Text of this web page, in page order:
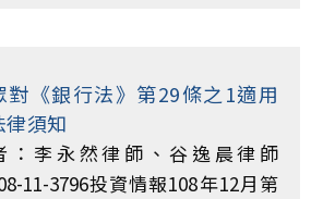
對《銀行法》第29條之1適用
律須知
：李永然律師、谷逸晨律師
11-3796投資情報108年12月第